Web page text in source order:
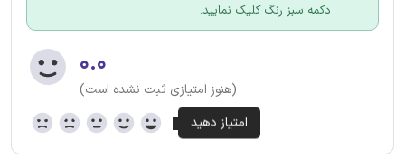
دکمه سبز رنگ کلیک نمایید.
۰.۰
(هنوز امتیازی ثبت نشده است)